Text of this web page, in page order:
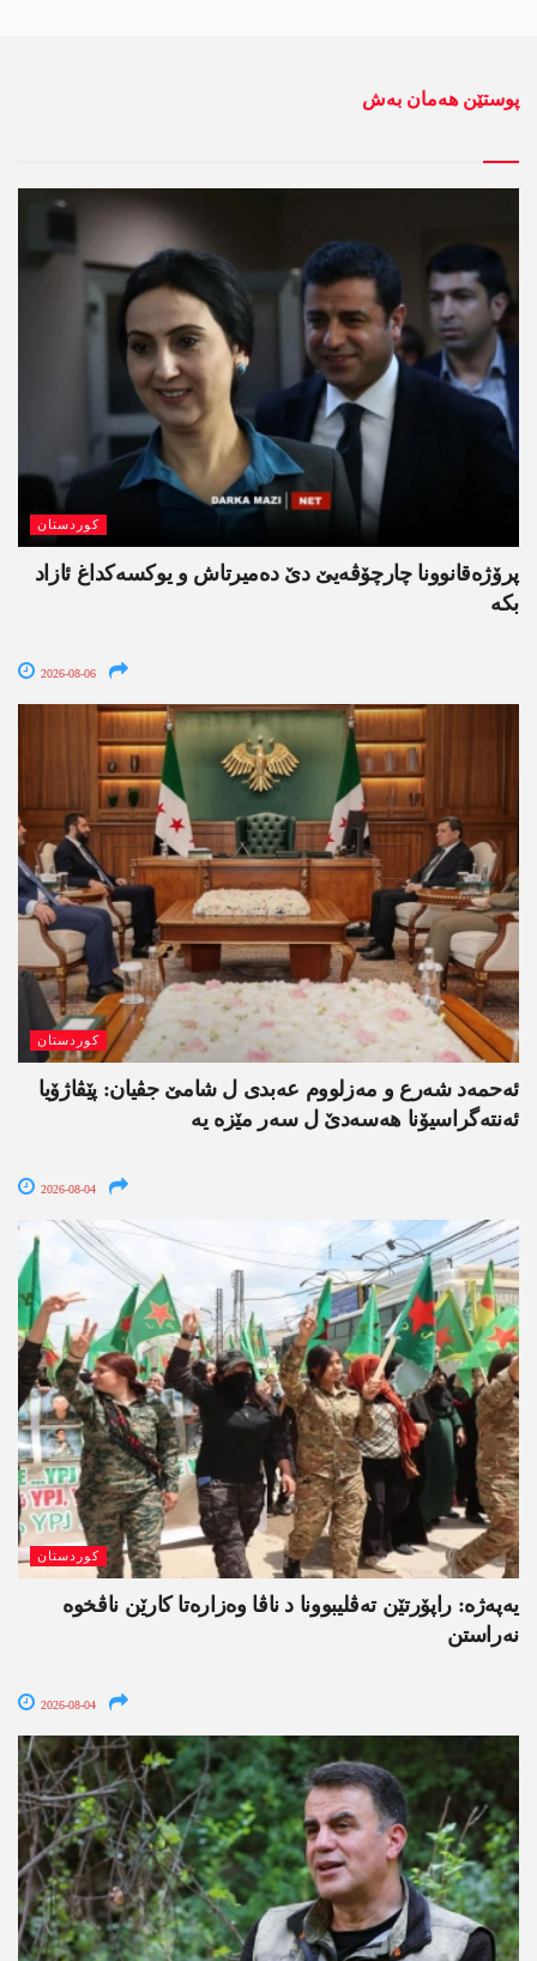
پوستێن ھەمان بەش
کوردستان
پرۆژەقانوونا چارچۆڤەیێ دێ دەمیرتاش و یوکسەکداغ ئازاد
بکە
2026-08-06
کوردستان
ئەحمەد شەرع و مەزلووم عەبدی ل شامێ جڤیان: پێڤاژۆیا
ئەنتەگراسیۆنا ھەسەدێ ل سەر مێزە یە
2026-08-04
کوردستان
یەپەژە: راپۆرتێن تەڤلیبوونا د ناڤا وەزارەتا کارێن ناڤخوە
نەراستن
2026-08-04